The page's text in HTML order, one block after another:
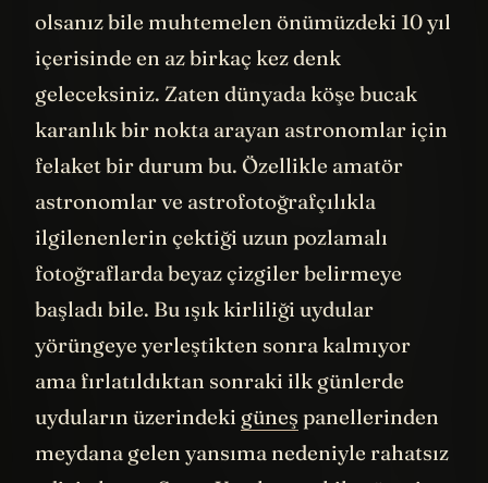
gökyüzüne çok fazla bakmayan birisi
olsanız bile muhtemelen önümüzdeki 10 yıl
içerisinde en az birkaç kez denk
geleceksiniz. Zaten dünyada köşe bucak
karanlık bir nokta arayan astronomlar için
felaket bir durum bu. Özellikle amatör
astronomlar ve astrofotoğrafçılıkla
ilgilenenlerin çektiği uzun pozlamalı
fotoğraflarda beyaz çizgiler belirmeye
başladı bile. Bu ışık kirliliği uydular
yörüngeye yerleştikten sonra kalmıyor
ama fırlatıldıktan sonraki ilk günlerde
uyduların üzerindekigüneşpanellerinden